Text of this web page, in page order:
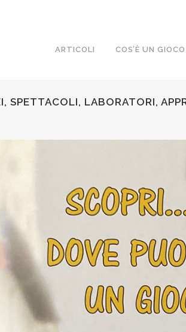
ARTICOLI COS’È UN GIOCO
SPETTACOLI, LABORATORI,